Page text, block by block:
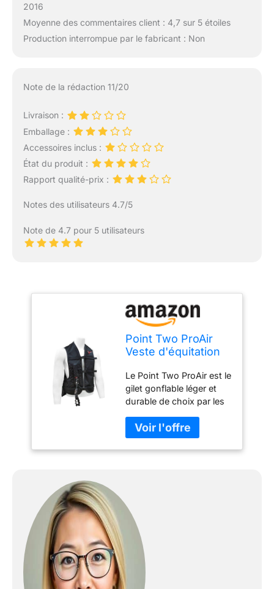
2016
Moyenne des commentaires client : 4,7 sur 5 étoiles
Production interrompue par le fabricant : Non
Note de la rédaction 11/20
Livraison :
Emballage :
Accessoires inclus :
État du produit :
Rapport qualité-prix :
Notes des utilisateurs 4.7/5
Note de 4.7 pour 5 utilisateurs
Point Two ProAir
Veste d'équitation
Veste de sécurité
gonflable pour
équitation - Adulte
Medium *Bidon
vendu séparément*
Le Point Two ProAir est le
gilet gonflable léger et
durable de choix par les
monde Pour tout, du
piratage et de l'école aux
événements et au polo Il
chute